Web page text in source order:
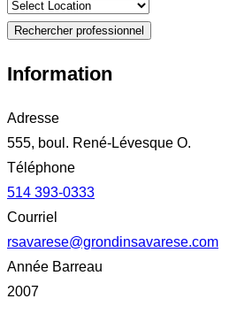
Rechercher professionnel
Information
Adresse
555, boul. René-Lévesque O.
Téléphone
514 393-0333
Courriel
rsavarese@grondinsavarese.com
Année Barreau
2007